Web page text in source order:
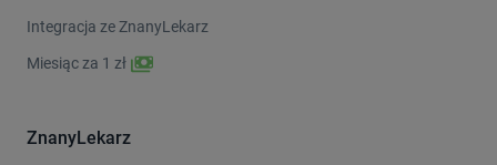
Integracja ze ZnanyLekarz
Miesiąc za 1 zł
ZnanyLekarz